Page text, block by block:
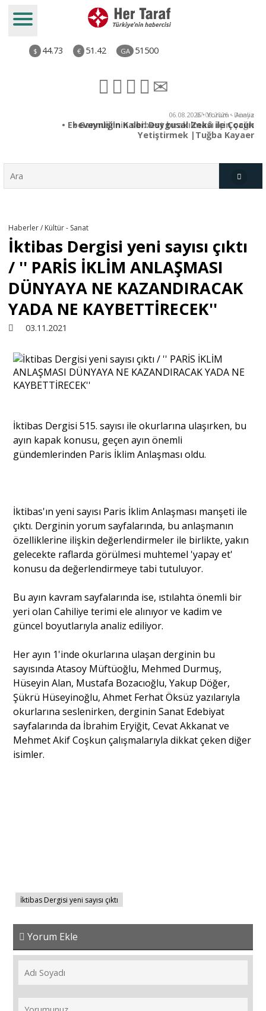
$ 44.73 € 51.42 GA 51500
06.08.2026 • Yorum - Analiz
• Ebeveynliğin Kalbi: Duygusal Zekâ ile Çocuk
Yetiştirmek |Tuğba Kayaer
Derkenar
Sivil Toplum
Ekonomi
Yorum - Analiz
Yazı Dizisi
Portre
Yazarlar
Eğitim
Dosya Haber
Ankara Analiz
Haberler / Kültür - Sanat
İktibas Dergisi yeni sayısı çıktı
/ '' PARİS İKLİM ANLAŞMASI
DÜNYAYA NE KAZANDIRACAK
YADA NE KAYBETTİRECEK''
03.11.2021
İktibas Dergisi 515. sayısı ile okurlarına ulaşırken, bu
ayın kapak konusu, geçen ayın önemli
gündemlerinden Paris İklim Anlaşması oldu.
İktibas'ın yeni sayısı Paris İklim Anlaşması manşeti ile
çıktı. Derginin yorum sayfalarında, bu anlaşmanın
özelliklerine ilişkin değerlendirmeler ile birlikte, yakın
gelecekte raflarda görülmesi muhtemel 'yapay et'
konusu da değerlendirmeye tabi tutuluyor.
Bu ayın kavram sayfalarında ise, ıstılahta önemli bir
yeri olan Cahiliye terimi ele alınıyor ve kadim ve
güncel boyutlarıyla analiz ediliyor.
Her ayın 1'inde okurlarına ulaşan derginin bu
sayısında Atasoy Müftüoğlu, Mehmed Durmuş,
Hüseyin Alan, Mustafa Bozacıoğlu, Yakup Döğer,
Şükrü Hüseyinoğlu, Ahmet Ferhat Öksüz yazılarıyla
okurlarına seslenirken, derginin Sanat Edebiyat
sayfalarında da İbrahim Eryiğit, Cevat Akkanat ve
Mehmet Akif Coşkun çalışmalarıyla dikkat çeken diğer
isimler.
İktibas Dergisi yeni sayısı çıktı
Yorum Ekle